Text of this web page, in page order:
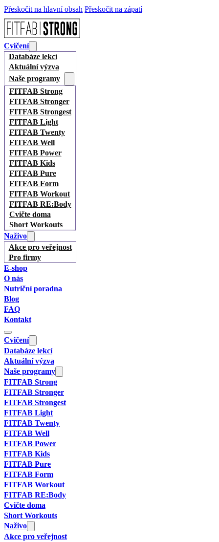
Přeskočit na hlavní obsah Přeskočit na zápatí
Cvičení
Databáze lekcí
Aktuální výzva
Naše programy
FITFAB Strong
FITFAB Stronger
FITFAB Strongest
FITFAB Light
FITFAB Twenty
FITFAB Well
FITFAB Power
FITFAB Kids
FITFAB Pure
FITFAB Form
FITFAB Workout
FITFAB RE:Body
Cvičte doma
Short Workouts
Naživo
Akce pro veřejnost
Pro firmy
E-shop
O nás
Nutriční poradna
Blog
FAQ
Kontakt
Cvičení
Databáze lekcí
Aktuální výzva
Naše programy
FITFAB Strong
FITFAB Stronger
FITFAB Strongest
FITFAB Light
FITFAB Twenty
FITFAB Well
FITFAB Power
FITFAB Kids
FITFAB Pure
FITFAB Form
FITFAB Workout
FITFAB RE:Body
Cvičte doma
Short Workouts
Naživo
Akce pro veřejnost